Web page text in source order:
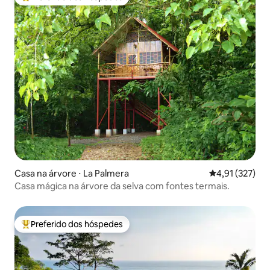
Casa na árvore ⋅ La Palmera 4,91 de uma
4,91 (327)
Casa mágica na árvore da selva com fontes termais.
Entre os melhores preferidos dos hóspedes
Preferido dos hóspedes